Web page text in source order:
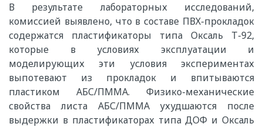
В результате лабораторных исследований,
комиссией выявлено, что в составе ПВХ-прокладок
содержатся пластификаторы типа Оксаль Т-92,
которые в условиях эксплуатации и
моделирующих эти условия экспериментах
выпотевают из прокладок и впитываются
пластиком АБС/ПММА. Физико-механические
свойства листа АБС/ПММА ухудшаются после
выдержки в пластификаторах типа ДОФ и Оксаль